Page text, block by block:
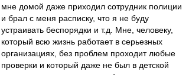
мне домой даже приходил сотрудник полиции
и брал с меня расписку, что я не буду
устраивать беспорядки и т.д. Мне, человеку,
который всю жизнь работает в серьезных
организациях, без проблем проходит любые
проверки и который даже не был в детской